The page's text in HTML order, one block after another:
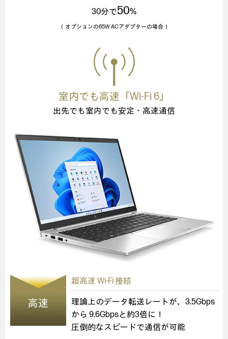
30分で50%
（オプションの65W ACアダプターの場合）
室内でも高速「Wi-Fi 6」
出先でも室内でも安定・高速通信
高速
超高速 Wi-Fi 接続
理論上のデータ転送レートが、3.5Gbps
から 9.6Gbpsと約3倍に！
圧倒的なスピードで通信が可能